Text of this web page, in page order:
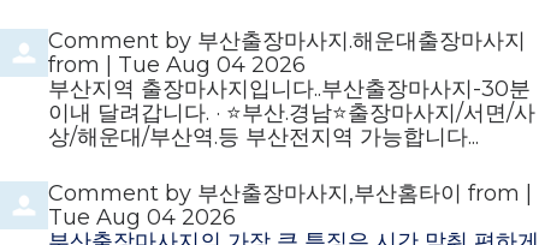
Comment by 부산출장마사지.해운대출장마사지
from
Tue Aug 04 2026
부산지역 출장마사지입니다..부산출장마사지-30분
이내 달려갑니다. · ⭐️부산.경남⭐️출장마사지/서면/사
상/해운대/부산역.등 부산전지역 가능합니다...
Comment by 부산출장마사지,부산홈타이 from
Tue Aug 04 2026